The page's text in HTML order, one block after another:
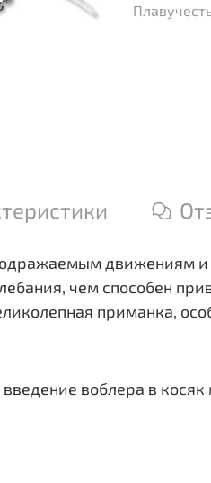
движениям
чем способен
приманка,
воблера в